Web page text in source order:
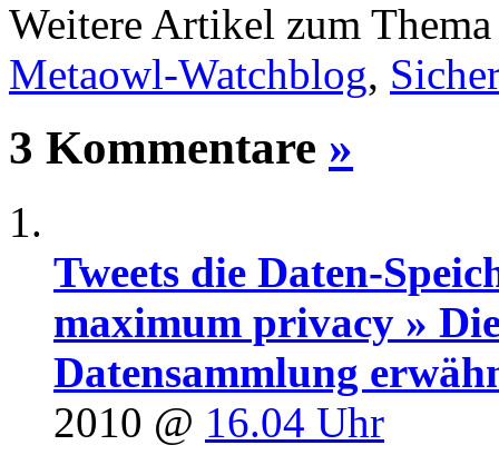
Weitere Artikel zum
Metaowl-Watchblog,
3 Kommentare »
Tweets die Daten-
maximum privacy »
Datensammlung
2010 @ 16.04 Uhr